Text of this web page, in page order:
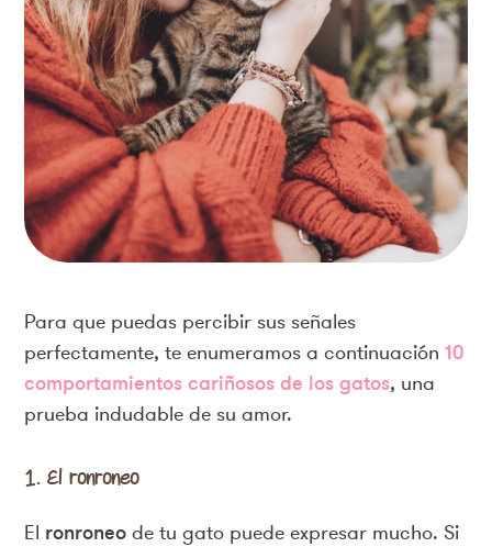
Para que puedas percibir sus señales
perfectamente, te enumeramos a continuación10
comportamientos cariñosos de los gatos, una
prueba indudable de su amor.
1. El ronroneo
El ronroneode tu gato puede expresar mucho. Si